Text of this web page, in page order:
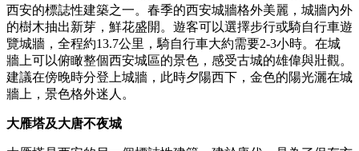
西安的標誌性建築之一。春季的西安城牆格外美麗，城牆內外
的樹木抽出新芽，鮮花盛開。遊客可以選擇步行或騎自行車遊
覽城牆，全程約13.7公里，騎自行車大約需要2-3小時。在城
牆上可以俯瞰整個西安城區的景色，感受古城的雄偉與壯觀。
建議在傍晚時分登上城牆，此時夕陽西下，金色的陽光灑在城
牆上，景色格外迷人。
大雁塔及大唐不夜城